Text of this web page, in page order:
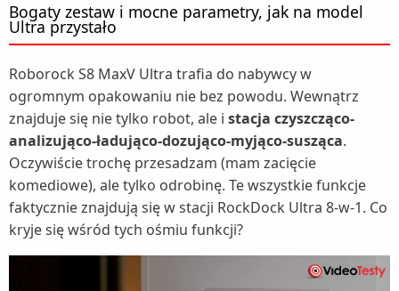
Bogaty zestaw i mocne parametry, jak na model
Ultra przystało
Roborock S8 MaxV Ultra trafia do nabywcy w
ogromnym opakowaniu nie bez powodu. Wewnątrz
znajduje się nie tylko robot, ale i stacja czyszcząco-
analizująco-ładująco-dozująco-myjąco-susząca.
Oczywiście trochę przesadzam (mam zacięcie
komediowe), ale tylko odrobinę. Te wszystkie funkcje
faktycznie znajdują się w stacji RockDock Ultra 8-w-1. Co
kryje się wśród tych ośmiu funkcji?